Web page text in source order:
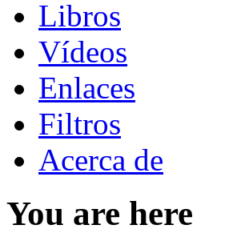
Libros
Vídeos
Enlaces
Filtros
Acerca de
You are here